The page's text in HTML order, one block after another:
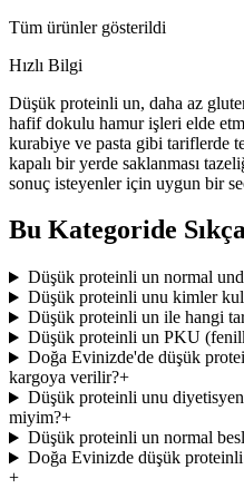
Tüm ürünler gösterildi
Hızlı Bilgi
Düşük proteinli un, daha az
hafif dokulu hamur işleri elde
kurabiye ve pasta gibi tariflerde
kapalı bir yerde saklanması
sonuç isteyenler için uygun bir
Bu Kategoride
Düşük proteinli un normal
Düşük proteinli unu kimler
Düşük proteinli un ile hangi
Düşük proteinli un PKU
Doğa Evinizde'de düşük
kargoya verilir?+
Düşük proteinli unu
miyim?+
Düşük proteinli un normal
Doğa Evinizde düşük
+